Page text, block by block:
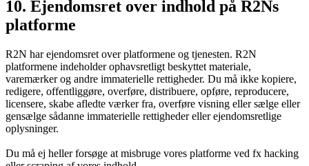
10. Ejendomsret over indhold på R2Ns
platforme
R2N har ejendomsret over platformene og tjenesten. R2N
platformene indeholder ophavsretligt beskyttet materiale,
varemærker og andre immaterielle rettigheder. Du må ikke kopiere,
redigere, offentliggøre, overføre, distribuere, opføre, reproducere,
licensere, skabe afledte værker fra, overføre visning eller sælge eller
gensælge sådanne immaterielle rettigheder eller ejendomsretlige
oplysninger.
Du må ej heller forsøge at misbruge vores platforme ved fx hacking